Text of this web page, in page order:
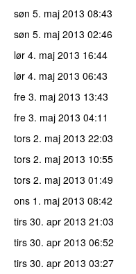
søn 5. maj 2013 08:43
søn 5. maj 2013 02:46
lør 4. maj 2013 16:44
lør 4. maj 2013 06:43
fre 3. maj 2013 13:43
fre 3. maj 2013 04:11
tors 2. maj 2013 22:03
tors 2. maj 2013 10:55
tors 2. maj 2013 01:49
ons 1. maj 2013 08:42
tirs 30. apr 2013 21:03
tirs 30. apr 2013 06:52
tirs 30. apr 2013 03:27